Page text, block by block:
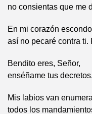
no consientas que me
En mi corazón
así no pecaré contra ti.
Bendito eres, Señor,
enséñame tus
Mis labios van
todos los